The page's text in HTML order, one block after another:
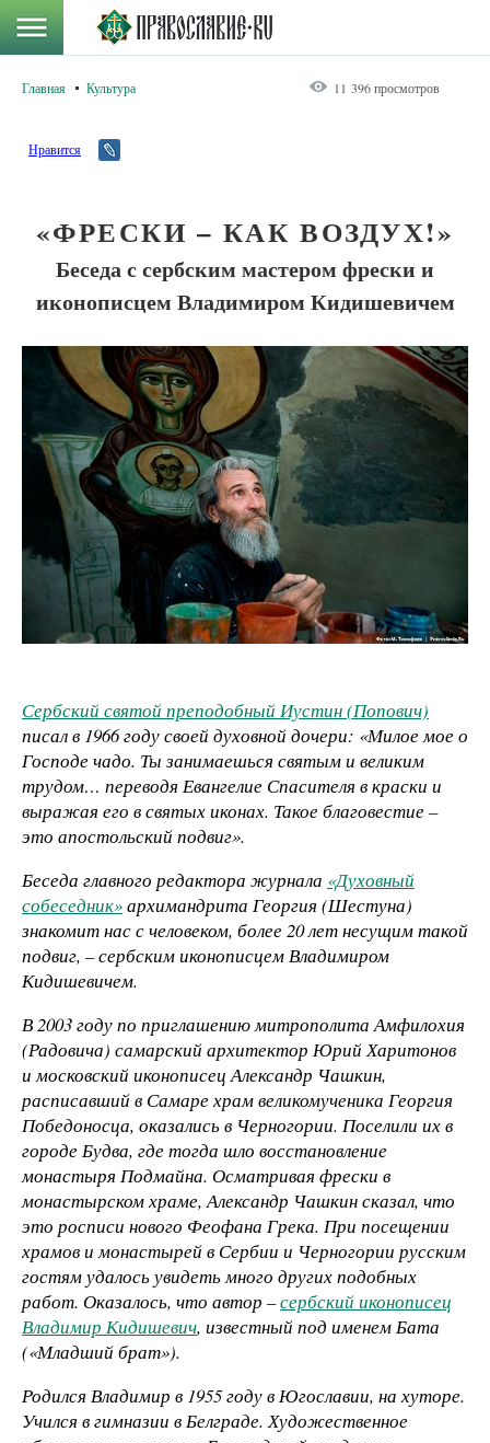
Главная Культура 11 396 просмотров
Нравится
«ФРЕСКИ – КАК ВОЗДУХ!»
Беседа с сербским мастером фрески и
иконописцем Владимиром Кидишевичем
Сербский святой преподобный Иустин (Попович)
писал в 1966 году своей духовной дочери: «Милое мое о
Господе чадо. Ты занимаешься святым и великим
трудом… переводя Евангелие Спасителя в краски и
выражая его в святых иконах. Такое благовестие –
это апостольский подвиг».
Беседа главного редактора журнала «Духовный
собеседник»архимандрита Георгия (Шестуна)
знакомит нас с человеком, более 20 лет несущим такой
подвиг, – сербским иконописцем Владимиром
Кидишевичем.
В 2003 году по приглашению митрополита Амфилохия
(Радовича) самарский архитектор Юрий Харитонов
и московский иконописец Александр Чашкин,
расписавший в Самаре храм великомученика Георгия
Победоносца, оказались в Черногории. Поселили их в
городе Будва, где тогда шло восстановление
монастыря Подмайна. Осматривая фрески в
монастырском храме, Александр Чашкин сказал, что
это росписи нового Феофана Грека. При посещении
храмов и монастырей в Сербии и Черногории русским
гостям удалось увидеть много других подобных
работ. Оказалось, что автор –сербский иконописец
Владимир Кидишевич, известный под именем Бата
(«Младший брат»).
Родился Владимир в 1955 году в Югославии, на хуторе.
Учился в гимназии в Белграде. Художественное